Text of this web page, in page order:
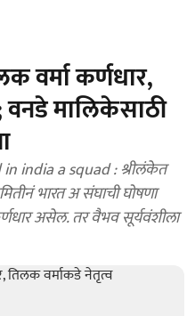
वर्मा कर्णधार,
मालिकेसाठी
india a squad : श्रीलंकेत
भारत अ संघाची घोषणा
असेल. तर वैभव सूर्यवंशीला